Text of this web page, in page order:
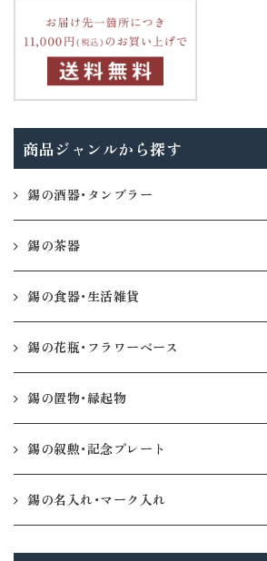
商品ジャンルから探す
錫の酒器・タンブラー
錫の茶器
錫の食器・生活雑貨
錫の花瓶・フラワーベース
錫の置物・縁起物
錫の叙勲・記念プレート
錫の名入れ・マーク入れ